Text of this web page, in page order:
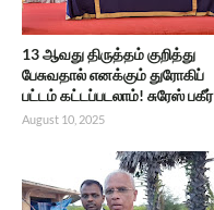
13 ஆவது திருத்தம் குறித்து
பேசுவதால் எனக்கும் துரோகிப்
பட்டம் கட்டப்படலாம்! சுரேஸ் பகீர்
August 10, 2025